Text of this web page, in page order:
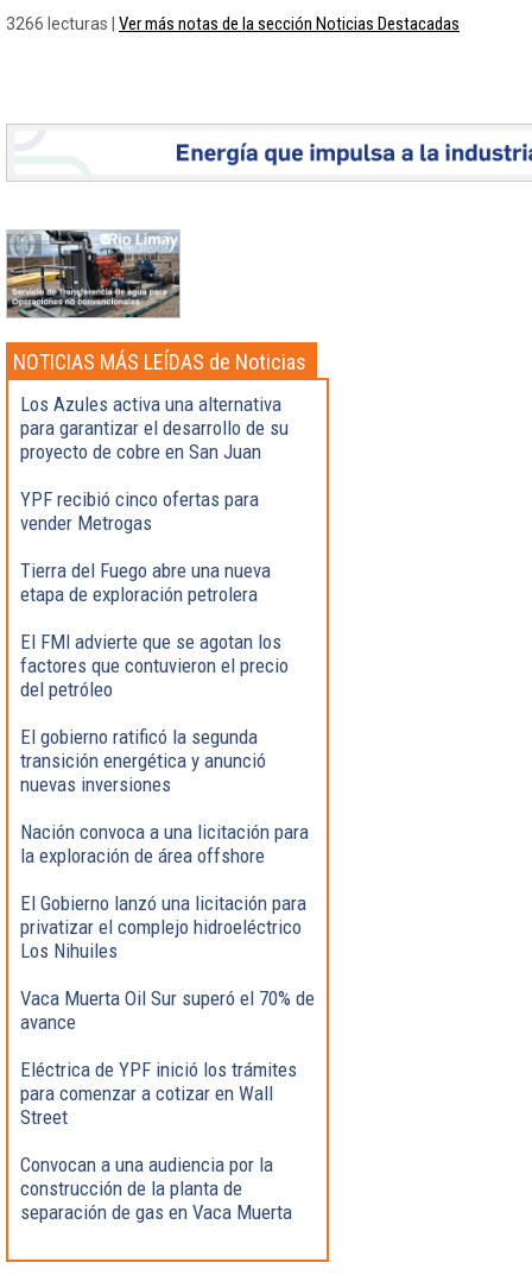
3266 lecturas | Ver más notas de la sección Noticias Destacadas
NOTICIAS MÁS LEÍDAS de Noticias
Destacadas
Los Azules activa una alternativa
para garantizar el desarrollo de su
proyecto de cobre en San Juan
YPF recibió cinco ofertas para
vender Metrogas
Tierra del Fuego abre una nueva
etapa de exploración petrolera
El FMI advierte que se agotan los
factores que contuvieron el precio
del petróleo
El gobierno ratificó la segunda
transición energética y anunció
nuevas inversiones
Nación convoca a una licitación para
la exploración de área offshore
El Gobierno lanzó una licitación para
privatizar el complejo hidroeléctrico
Los Nihuiles
Vaca Muerta Oil Sur superó el 70% de
avance
Eléctrica de YPF inició los trámites
para comenzar a cotizar en Wall
Street
Convocan a una audiencia por la
construcción de la planta de
separación de gas en Vaca Muerta